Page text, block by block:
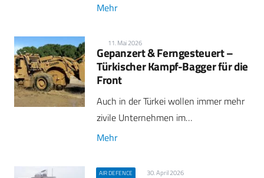
Mehr
11. Mai 2026
Gepanzert & Ferngesteuert –
Türkischer Kampf-Bagger für die
Front
Auch in der Türkei wollen immer mehr
zivile Unternehmen im…
Mehr
AIR DEFENCE 30. April 2026